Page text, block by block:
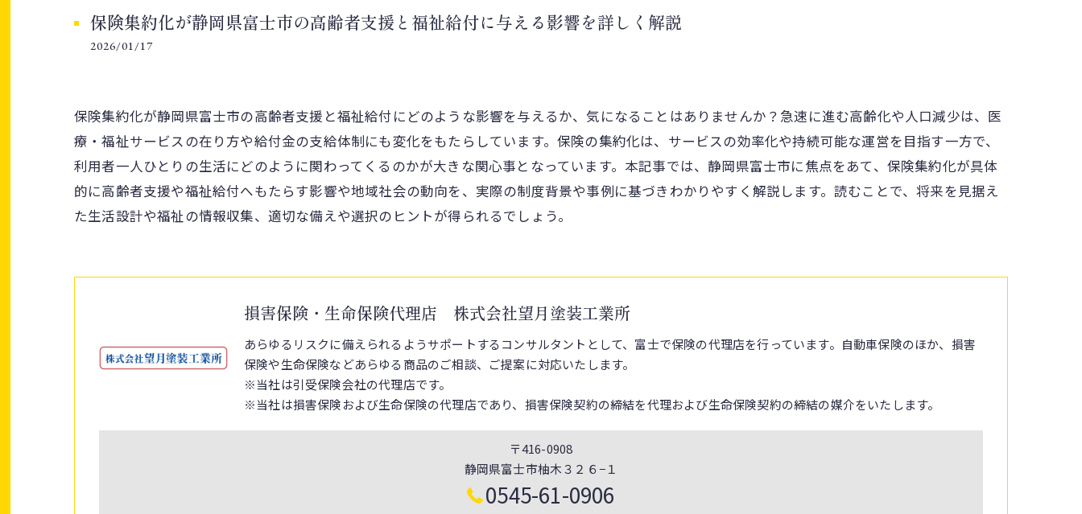
保険集約化が静岡県富士市の高齢者支援と福祉給付に与える影響を詳しく解説
2026/01/17
保険集約化が静岡県富士市の高齢者支援と福祉給付にどのような影響を与えるか、気になることはありませんか？急速に進む高齢化や人口減少は、医
療・福祉サービスの在り方や給付金の支給体制にも変化をもたらしています。保険の集約化は、サービスの効率化や持続可能な運営を目指す一方で、
利用者一人ひとりの生活にどのように関わってくるのかが大きな関心事となっています。本記事では、静岡県富士市に焦点をあて、保険集約化が具体
的に高齢者支援や福祉給付へもたらす影響や地域社会の動向を、実際の制度背景や事例に基づきわかりやすく解説します。読むことで、将来を見据え
た生活設計や福祉の情報収集、適切な備えや選択のヒントが得られるでしょう。
損害保険・生命保険代理店 株式会社望月塗装工業所
あらゆるリスクに備えられるようサポートするコンサルタントとして、富士で保険の代理店を行っています。自動車保険のほか、損害
保険や生命保険などあらゆる商品のご相談、ご提案に対応いたします。
※当社は引受保険会社の代理店です。
※当社は損害保険および生命保険の代理店であり、損害保険契約の締結を代理および生命保険契約の締結の媒介をいたします。
〒416-0908
静岡県富士市柚木３２６−１
0545-61-0906